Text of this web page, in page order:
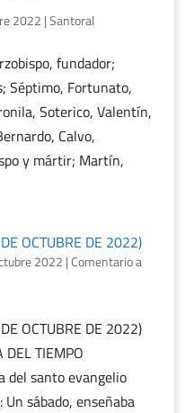
2022 |Santoral
fundador;
Séptimo, Fortunato,
Soterico, Valentín,
Calvo,
y mártir; Martín,
OCTUBRE DE 2022)
2022 |Comentario a
OCTUBRE DE 2022)
DEL TIEMPO
del santo evangelio
sábado, enseñaba